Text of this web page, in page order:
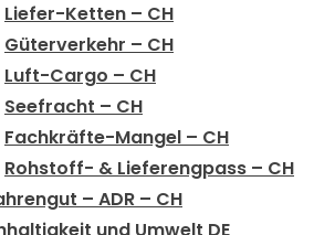
Liefer-Ketten – CH
Güterverkehr – CH
Luft-Cargo – CH
Seefracht – CH
Fachkräfte-Mangel – CH
Rohstoff- & Lieferengpass – CH
– ADR – CH